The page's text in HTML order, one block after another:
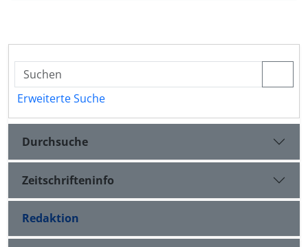
Erweiterte Suche
Durchsuche
Zeitschrifteninfo
Redaktion